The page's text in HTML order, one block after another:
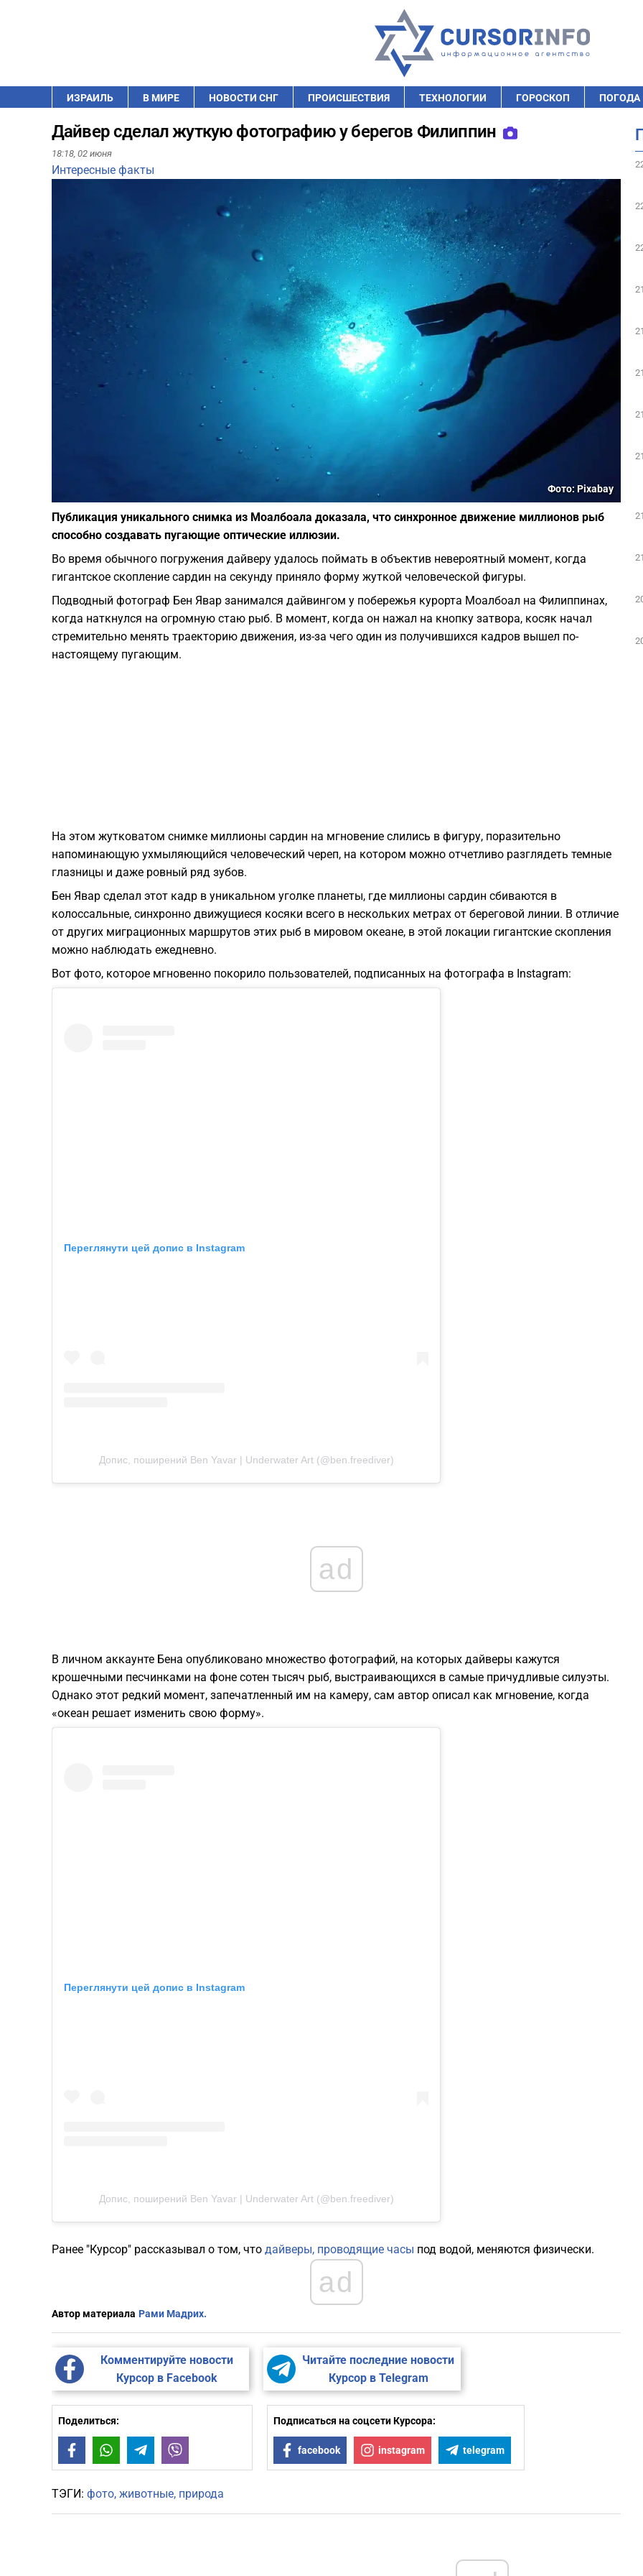
ИЗРАИЛЬ В МИРЕ НОВОСТИ СНГ ПРОИСШЕСТВИЯ ТЕХНОЛОГИИ ГОРОСКОП ПОГОДА
Дайвер сделал жуткую фотографию у берегов Филиппин
18:18, 02 июня
Интересные факты
Фото: Pixabay
Публикация уникального снимка из Моалбоала доказала, что синхронное движение миллионов рыб
способно создавать пугающие оптические иллюзии.
Во время обычного погружения дайверу удалось поймать в объектив невероятный момент, когда
гигантское скопление сардин на секунду приняло форму жуткой человеческой фигуры.
Подводный фотограф Бен Явар занимался дайвингом у побережья курорта Моалбоал на Филиппинах,
когда наткнулся на огромную стаю рыб. В момент, когда он нажал на кнопку затвора, косяк начал
стремительно менять траекторию движения, из-за чего один из получившихся кадров вышел по-
настоящему пугающим.
На этом жутковатом снимке миллионы сардин на мгновение слились в фигуру, поразительно
напоминающую ухмыляющийся человеческий череп, на котором можно отчетливо разглядеть темные
глазницы и даже ровный ряд зубов.
Бен Явар сделал этот кадр в уникальном уголке планеты, где миллионы сардин сбиваются в
колоссальные, синхронно движущиеся косяки всего в нескольких метрах от береговой линии. В отличие
от других миграционных маршрутов этих рыб в мировом океане, в этой локации гигантские скопления
можно наблюдать ежедневно.
Вот фото, которое мгновенно покорило пользователей, подписанных на фотографа в Instagram:
Переглянути цей допис в Instagram
Допис, поширений Ben Yavar | Underwater Art (@ben.freediver)
ad
В личном аккаунте Бена опубликовано множество фотографий, на которых дайверы кажутся
крошечными песчинками на фоне сотен тысяч рыб, выстраивающихся в самые причудливые силуэты.
Однако этот редкий момент, запечатленный им на камеру, сам автор описал как мгновение, когда
«океан решает изменить свою форму».
Переглянути цей допис в Instagram
Допис, поширений Ben Yavar | Underwater Art (@ben.freediver)
Ранее "Курсор" рассказывал о том, что дайверы, проводящие часы под водой, меняются физически.
ad
Автор материала Рами Мадрих.
Комментируйте новости
Курсор в Facebook
Читайте последние новости
Курсор в Telegram
Поделиться:
FacebookWhatsAppTelegram
Подписаться на соцсети Курсора:
facebook instagram telegram
ТЭГИ: фото животные природа